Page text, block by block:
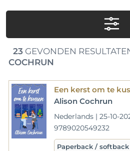
23GEVONDEN
COCHRUN
Een kerst om te
Alison Cochrun
Nederlands | 25-10-
9789020549232
Paperback / softback